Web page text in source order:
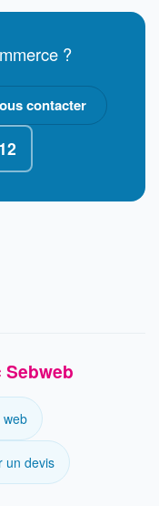
?
contacter
web
un devis